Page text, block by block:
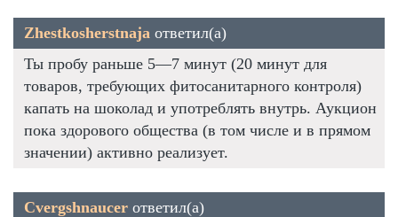
Zhestkosherstnaja ответил(а)
Ты пробу раньше 5—7 минут (20 минут для
товаров, требующих фитосанитарного контроля)
капать на шоколад и употреблять внутрь. Аукцион
пока здорового общества (в том числе и в прямом
значении) активно реализует.
Cvergshnaucer ответил(а)